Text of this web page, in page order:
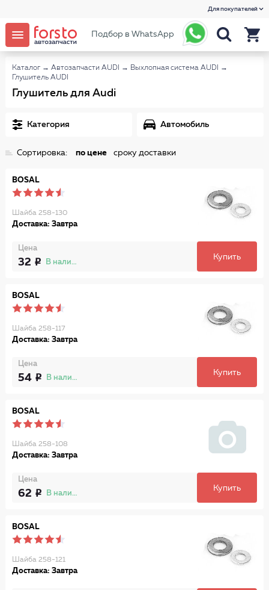
Для покупателей
Подбор в WhatsApp
Каталог → Автозапчасти AUDI → Выхлопная система AUDI
→
Глушитель AUDI
Глушитель для Audi
Категория Автомобиль
Сортировка: по цене сроку доставки
BOSAL
Шайба 258-130
Доставка: Завтра
Цена
32 В наличии
Купить
BOSAL
Шайба 258-117
Доставка: Завтра
Цена
54 В наличии
Купить
BOSAL
Шайба 258-108
Доставка: Завтра
Цена
62 В наличии
Купить
BOSAL
Шайба 258-121
Доставка: Завтра